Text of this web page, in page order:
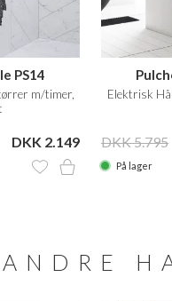
PS14
m/timer,
DKK 2.149
Elektrisk
DKK 5.795
På lager
ANDRE